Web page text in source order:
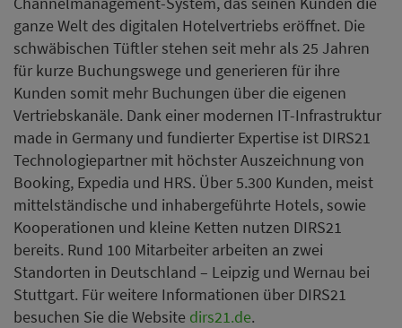
ganze Welt des digitalen Hotelvertriebs eröffnet. Die
schwäbischen Tüftler stehen seit mehr als 25 Jahren
für kurze Buchungswege und generieren für ihre
Kunden somit mehr Buchungen über die eigenen
Vertriebskanäle. Dank einer modernen IT-Infrastruktur
made in Germany und fundierter Expertise ist DIRS21
Technologiepartner mit höchster Auszeichnung von
Booking, Expedia und HRS. Über 5.300 Kunden, meist
mittelständische und inhabergeführte Hotels, sowie
Kooperationen und kleine Ketten nutzen DIRS21
bereits. Rund 100 Mitarbeiter arbeiten an zwei
Standorten in Deutschland – Leipzig und Wernau bei
Stuttgart. Für weitere Informationen über DIRS21
besuchen Sie die Website dirs21.de.